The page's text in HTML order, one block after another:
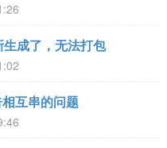
成了，无法打包
互串的问题